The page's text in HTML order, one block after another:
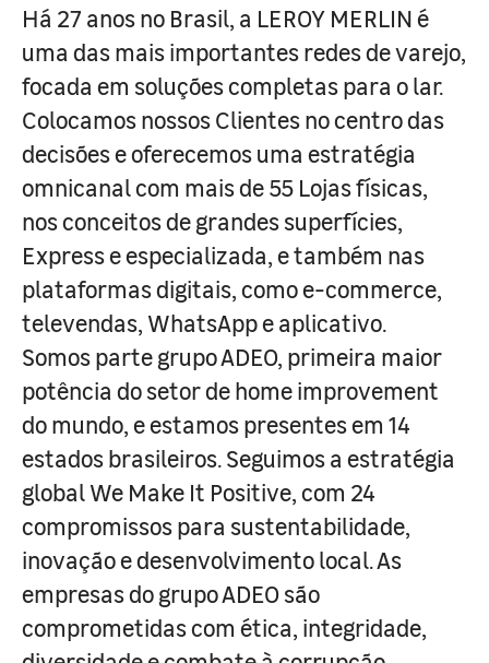
Há 27 anos no Brasil, a LEROY MERLIN é
uma das mais importantes redes de varejo,
focada em soluções completas para o lar.
Colocamos nossos Clientes no centro das
decisões e oferecemos uma estratégia
omnicanal com mais de 55 Lojas físicas,
nos conceitos de grandes superfícies,
Express e especializada, e também nas
plataformas digitais, como e-commerce,
televendas, WhatsApp e aplicativo.
Somos parte grupo ADEO, primeira maior
potência do setor de home improvement
do mundo, e estamos presentes em 14
estados brasileiros. Seguimos a estratégia
global We Make It Positive, com 24
compromissos para sustentabilidade,
inovação e desenvolvimento local. As
empresas do grupo ADEO são
comprometidas com ética, integridade,